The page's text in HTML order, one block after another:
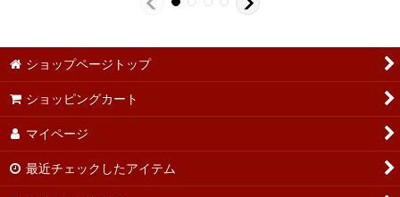
ショップページトップ
ショッピングカート
マイページ
最近チェックしたアイテム